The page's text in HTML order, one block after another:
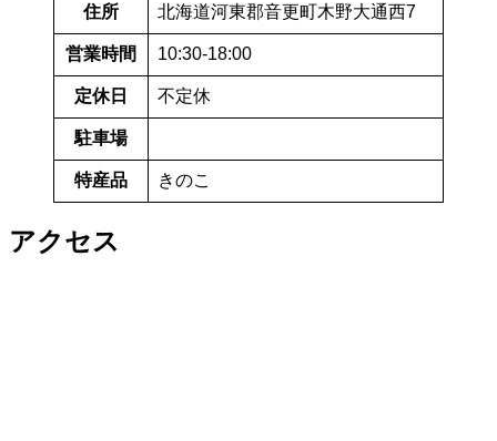
住所 北海道河東郡音更町木野大通西7
営業時間 10:30-18:00
定休日 不定休
駐車場
特産品 きのこ
アクセス